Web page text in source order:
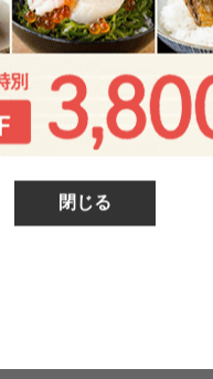
閉じる